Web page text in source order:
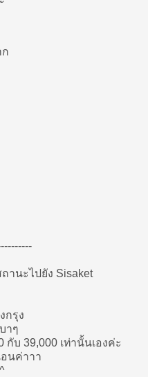
านะไปยัง Sisaket
กรุง
าๆ
กับ 39,000 เท่านั้นเองค่ะ
นค่าาา